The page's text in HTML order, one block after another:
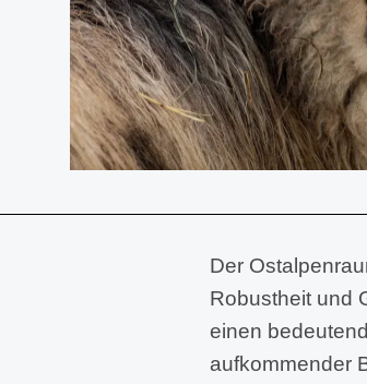
Der
Robustheit und
einen
aufkommender